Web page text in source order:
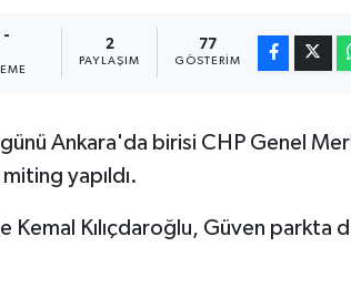
-
2
PAYLAŞIM
77
GÖSTERIM
Ankara'da birisi CHP Genel
yapıldı.
Kemal Kılıçdaroğlu, Güven parkta